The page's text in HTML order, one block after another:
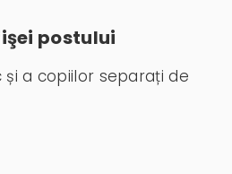
postului
a copiilor separați de